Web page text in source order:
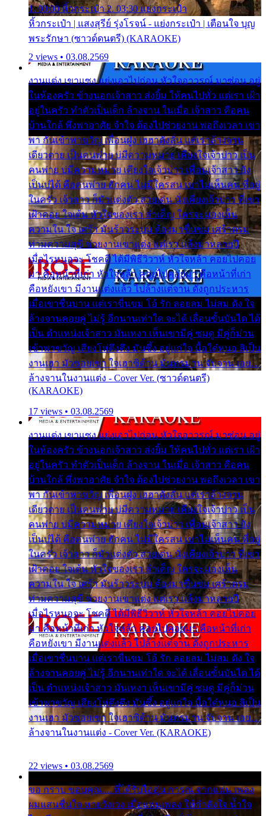
1. 00:00 หิ้วกระเป๋า 2. 03:30 แย่งกระเป๋า
หิ้วกระเป๋า | แสงสุรีย์ รุ่งโรจน์ - แย่งกระเป๋า | เตือนใจ บุญ
พระรักษา (ซาวด์ดนตรี) (KARAOKE)
2 views • 03.08.2569
งานแต่ง เขาแซง แย่งเอาไปก่อน หัวใจอาวรณ์ มาซ่อน อยู่
ในห้องครัว ข้างนอกเจ้าสาว ส่งยิ้ม ให้คนไปทั่ว แต่เรา เฝ้า
อยู่ในครัว ทำตัวเป็นเด็ก ล้างจาน ในเมื่อ เจ้าสาว คือคน
บ้านใกล้ พึ่งพาอาศัย จำใจ ต้องไปช่วยงาน พอถึงเวลา เขา
พา กันเข้าพาขวัญ เพื่อนฝูง เฮฮาดังลั่น แต่เราล้างจาน
เดียวดาย เป็นคนพ่าย บ่มีความหมาย เคียงใจเจ้าบ่าว เป็น
คนพ่าย บ่มีความหมาย เคียงใจเจ้าบ่าว เพื่อนเจ้าสาว ยัง
เป็นบ่ได้ คือคนพ่าย ฮักคน ไม่มีใครสน เขาไม่เห็นคน ที่อยู่
ในครัว เจ้าสาว ก็มัวแต่งตัว สวยเด่น นั่งเคียงเจ้าบ่าว ที่เขา
เฝ้าคอย ใจเต้น หัวใจของเรา ลำเค็ญ ใครจะมองเห็น
ความใน ใจ เศร้า มันร้าวระบม ต้องมาขื่นขม เศร้าตรม
ท่ามความสุขี ช่วยงานเขาแต่ง แต่เรา แล้งมาหลายปี
เมื่อไรหนอจะ โชคดี ได้มีพิธีวิวาห์ หัวใจหล้า คอยไปคอย
มา คือหน้าที่เก่า หัวใจหล้า คอยไปคอยมา คือหน้าที่เก่า
คือหยังเขา มีงานแต่งแล้ว ไปล้างแต่จาน ดั่งถูกประหาร
เมื่อเขาชื่นบาน แต่เราขื่นขม โอ้ รัก ลอยลม ไม่สม ดัง ใจ
ล้างจานคอยคู่ ไม่รู้ อีกนานเท่าใด จะได้ เลื่อนขั้นบันได ได้
เป็น ตำแหน่งเจ้าสาว มันเหงา เห็นเขามีคู่ ซมดู มีคู่ก็ม่วน
เข้าพาขวัญ เสียงโห่ตึงตึง มันซึ้ง อยู่แก่ใจ มื้อใด๋หนอ สิเป็น
งานเฮา มัวซอยเขา ใจเฮาซิด้าน มันทรมาน จับจาน เอย…
ล้างจานในงานแต่ง - Cover Ver. (ซาวด์ดนตรี)
(KARAOKE)
17 views • 03.08.2569
งานแต่ง เขาแซง แย่งเอาไปก่อน หัวใจอาวรณ์ มาซ่อน อยู่
ในห้องครัว ข้างนอกเจ้าสาว ส่งยิ้ม ให้คนไปทั่ว แต่เรา เฝ้า
อยู่ในครัว ทำตัวเป็นเด็ก ล้างจาน ในเมื่อ เจ้าสาว คือคน
บ้านใกล้ พึ่งพาอาศัย จำใจ ต้องไปช่วยงาน พอถึงเวลา เขา
พา กันเข้าพาขวัญ เพื่อนฝูง เฮฮาดังลั่น แต่เราล้างจาน
เดียวดาย เป็นคนพ่าย บ่มีความหมาย เคียงใจเจ้าบ่าว เป็น
คนพ่าย บ่มีความหมาย เคียงใจเจ้าบ่าว เพื่อนเจ้าสาว ยัง
เป็นบ่ได้ คือคนพ่าย ฮักคน ไม่มีใครสน เขาไม่เห็นคน ที่อยู่
ในครัว เจ้าสาว ก็มัวแต่งตัว สวยเด่น นั่งเคียงเจ้าบ่าว ที่เขา
เฝ้าคอย ใจเต้น หัวใจของเรา ลำเค็ญ ใครจะมองเห็น
ความใน ใจ เศร้า มันร้าวระบม ต้องมาขื่นขม เศร้าตรม
ท่ามความสุขี ช่วยงานเขาแต่ง แต่เรา แล้งมาหลายปี
เมื่อไรหนอจะ โชคดี ได้มีพิธีวิวาห์ หัวใจหล้า คอยไปคอย
มา คือหน้าที่เก่า หัวใจหล้า คอยไปคอยมา คือหน้าที่เก่า
คือหยังเขา มีงานแต่งแล้ว ไปล้างแต่จาน ดั่งถูกประหาร
เมื่อเขาชื่นบาน แต่เราขื่นขม โอ้ รัก ลอยลม ไม่สม ดัง ใจ
ล้างจานคอยคู่ ไม่รู้ อีกนานเท่าใด จะได้ เลื่อนขั้นบันได ได้
เป็น ตำแหน่งเจ้าสาว มันเหงา เห็นเขามีคู่ ซมดู มีคู่ก็ม่วน
เข้าพาขวัญ เสียงโห่ตึงตึง มันซึ้ง อยู่แก่ใจ มื้อใด๋หนอ สิเป็น
งานเฮา มัวซอยเขา ใจเฮาซิด้าน มันทรมาน จับจาน เอย…
ล้างจานในงานแต่ง - Cover Ver. (KARAOKE)
22 views • 03.08.2569
ขอ กราบ ขอบคุณ.... ที่ได้รับไออุ่น การุณ จากแฟน เพลง
ผมแสนชื่นใจ หายวังเวง เมื่อแฟนเพลง ให้กำลังใจ น้ำใจ